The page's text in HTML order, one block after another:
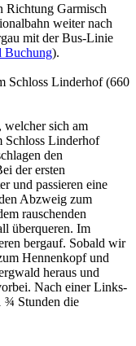
Richtung Garmisch
weiter nach
mit der Bus-Linie
Buchung).
Schloss Linderhof (660
welcher sich am
Schloss Linderhof
den
der ersten
und passieren eine
Abzweig zum
rauschenden
überqueren. Im
bergauf. Sobald wir
Hennenkopf und
heraus und
Nach einer Links-
¾ Stunden die